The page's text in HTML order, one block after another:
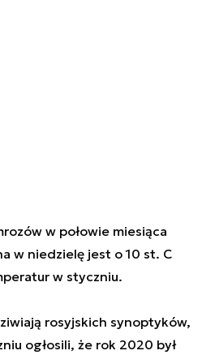
w połowie miesiąca
w niedzielę jest o 10 st. C
w styczniu.
rosyjskich synoptyków,
ogłosili, że rok 2020 był